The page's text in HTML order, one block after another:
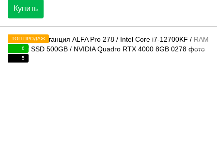
Купить
ТОП ПРОДАЖ
6
5